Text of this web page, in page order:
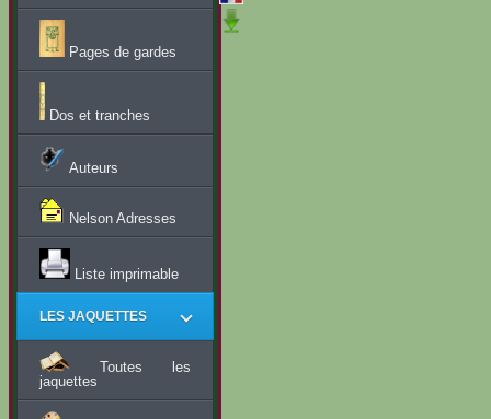
Pages de gardes
Dos et tranches
Auteurs
Nelson Adresses
Liste imprimable
LES JAQUETTES
Toutes les
jaquettes